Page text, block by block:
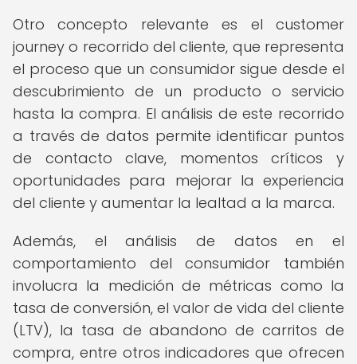
Otro concepto relevante es el customer
journey o recorrido del cliente, que representa
el proceso que un consumidor sigue desde el
descubrimiento de un producto o servicio
hasta la compra. El análisis de este recorrido
a través de datos permite identificar puntos
de contacto clave, momentos críticos y
oportunidades para mejorar la experiencia
del cliente y aumentar la lealtad a la marca.
Además, el análisis de datos en el
comportamiento del consumidor también
involucra la medición de métricas como la
tasa de conversión, el valor de vida del cliente
(LTV), la tasa de abandono de carritos de
compra, entre otros indicadores que ofrecen